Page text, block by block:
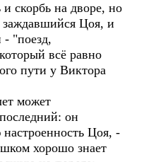
скорбь на дворе, но
заждавшийся Цоя, и
- "поезд,
всё равно
пути у Виктора
может
он
Цоя, -
хорошо знает